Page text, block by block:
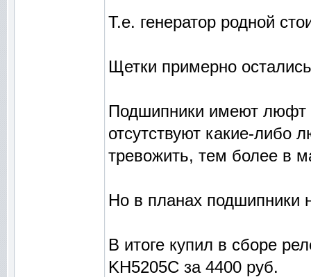
Т.е. генератор родной
Щетки примерно
Подшипники имеют люфт
отсутствуют какие-либо
тревожить, тем более в
Но в планах подшипники
В итоге купил в сборе
KH5205C за 4400 руб.